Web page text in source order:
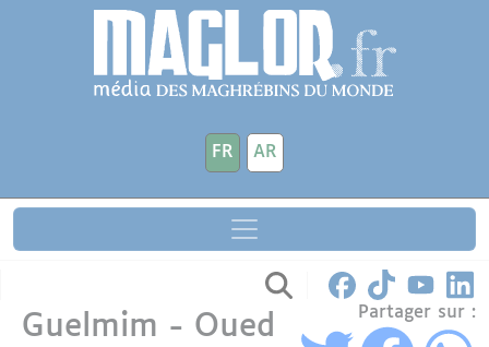
Aller au contenu principal
FR AR
Partager sur :
Guelmim - Oued
Panneau de gestion des cookies